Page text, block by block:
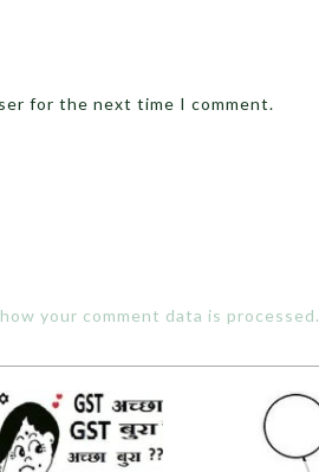
for the next time I comment.
your comment data is processed.